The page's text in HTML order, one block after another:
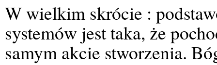
W wielkim skrócie :
systemów jest taka, że
samym akcie stworzenia.